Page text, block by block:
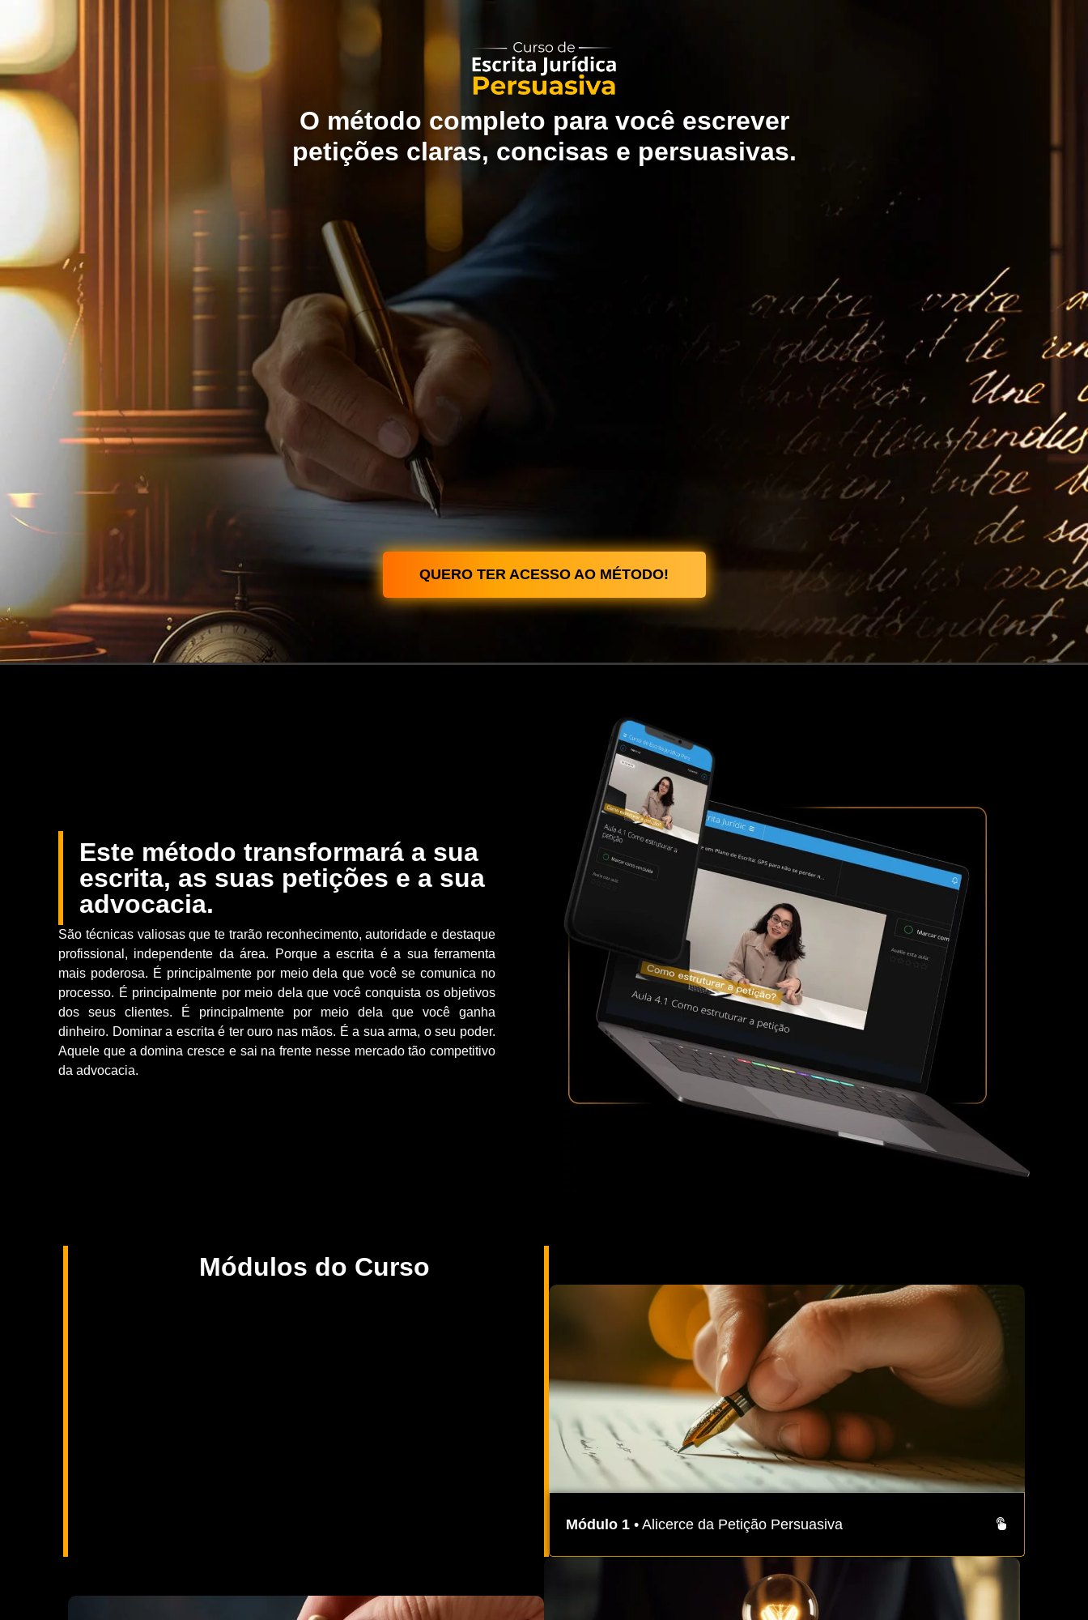
O método completo para você escrever
petições claras, concisas e persuasivas.
QUERO TER ACESSO AO MÉTODO!
Este método transformará a sua
escrita, as suas petições e a sua
advocacia.
São técnicas valiosas que te trarão reconhecimento, autoridade e destaque
profissional, independente da área. Porque a escrita é a sua ferramenta
mais poderosa. É principalmente por meio dela que você se comunica no
processo. É principalmente por meio dela que você conquista os objetivos
dos seus clientes. É principalmente por meio dela que você ganha
dinheiro. Dominar a escrita é ter ouro nas mãos. É a sua arma, o seu poder.
Aquele que a domina cresce e sai na frente nesse mercado tão competitivo
da advocacia.
Módulos do Curso
Módulo 1 • Alicerce da Petição Persuasiva